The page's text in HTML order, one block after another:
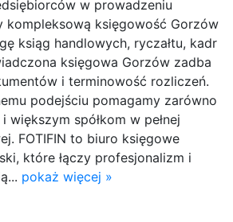
w prowadzeniu
kompleksową księgowość Gorzów
ksiąg handlowych, ryczałtu, kadr
księgowa Gorzów zadba
i terminowość rozliczeń.
podejściu pomagamy zarówno
większym spółkom w pełnej
FOTIFIN to biuro księgowe
które łączy profesjonalizm i
pokaż więcej »